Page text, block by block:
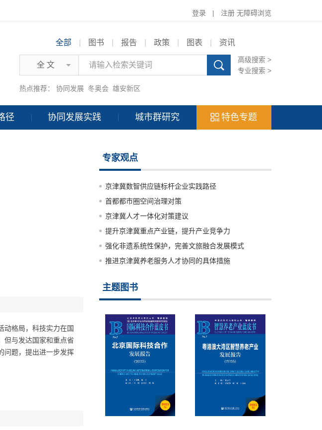
登录 | 注册 无障碍浏览
全部 图书 报告 政策 图表 资讯
全 文
高级搜索 >
专业搜索 >
热点推荐： 协同发展 冬奥会 雄安新区
径 协同发展实践 城市群研究 特色专题
动格局，科技实力在国
但与发达国家和重点省
问题，提出进一步发挥
专家观点
京津冀数智供应链标杆企业实践路径
首都都市圈空间治理对策
京津冀人才一体化对策建议
提升京津冀重点产业链，提升产业竞争力
强化非遗系统性保护，完善文旅融合发展模式
推进京津冀养老服务人才协同的具体措施
主题图书